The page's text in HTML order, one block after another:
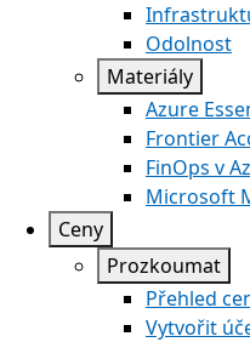
Odolnost
Materiály
Azure
Frontier
FinOps v
Microsoft
Ceny
Prozkoumat
Přehled
Vytvořit